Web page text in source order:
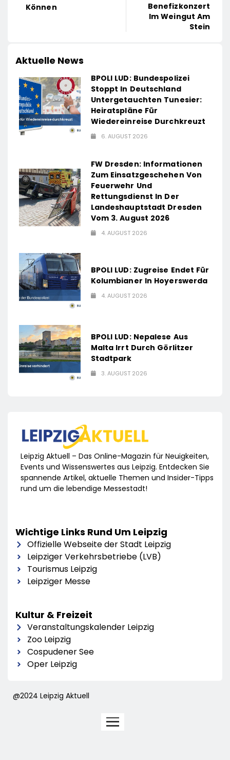
Können
Benefizkonzert
Im Weingut Am
Stein
Aktuelle News
BPOLI LUD: Bundespolizei
Stoppt In Deutschland
Untergetauchten Tunesier:
Heiratspläne Für
Wiedereinreise Durchkreuzt
6. AUGUST 2026
FW Dresden: Informationen
Zum Einsatzgeschehen Von
Feuerwehr Und
Rettungsdienst In Der
Landeshauptstadt Dresden
Vom 3. August 2026
4. AUGUST 2026
BPOLI LUD: Zugreise Endet Für
Kolumbianer In Hoyerswerda
4. AUGUST 2026
BPOLI LUD: Nepalese Aus
Malta Irrt Durch Görlitzer
Stadtpark
3. AUGUST 2026
Leipzig Aktuell – Das Online-Magazin für Neuigkeiten,
Events und Wissenswertes aus Leipzig. Entdecken Sie
spannende Artikel, aktuelle Themen und Insider-Tipps
rund um die lebendige Messestadt!
Wichtige Links Rund Um Leipzig
Offizielle Webseite der Stadt Leipzig
Leipziger Verkehrsbetriebe (LVB)
Tourismus Leipzig
Leipziger Messe
Kultur & Freizeit
Veranstaltungskalender Leipzig
Zoo Leipzig
Cospudener See
Oper Leipzig
@2024 Leipzig Aktuell